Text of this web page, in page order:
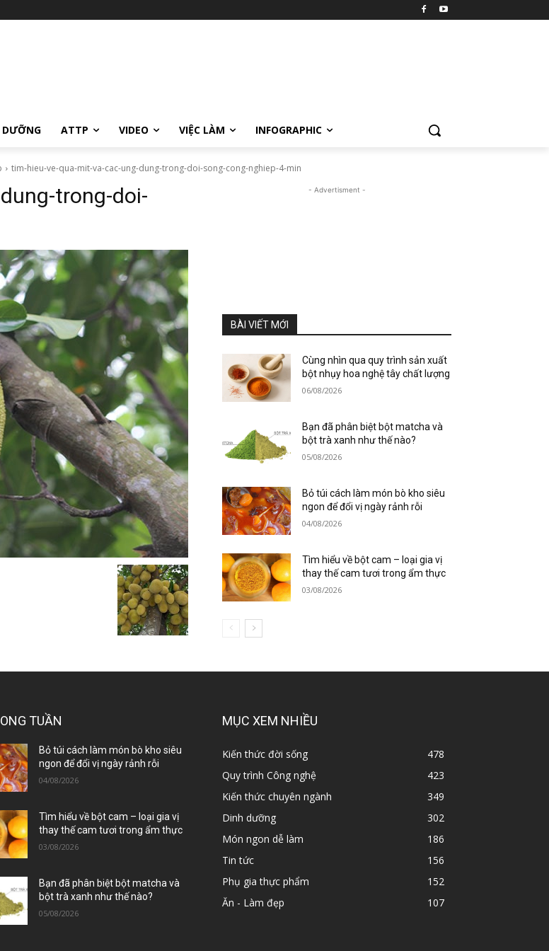
DƯỠNG ATTP VIDEO VIỆC LÀM INFOGRAPHIC
tim-hieu-ve-qua-mit-va-cac-ung-dung-trong-doi-song-cong-nghiep-4-min
trong-doi-
- Advertisment -
BÀI VIẾT MỚI
Cùng nhìn qua quy trình sản xuất
bột nhụy hoa nghệ tây chất lượng
06/08/2026
Bạn đã phân biệt bột matcha và
bột trà xanh như thế nào?
05/08/2026
Bỏ túi cách làm món bò kho siêu
ngon để đổi vị ngày rảnh rỗi
04/08/2026
Tìm hiểu về bột cam – loại gia vị
thay thế cam tươi trong ẩm thực
03/08/2026
TUẦN
Bỏ túi cách làm món bò kho siêu
ngon để đổi vị ngày rảnh rỗi
04/08/2026
Tìm hiểu về bột cam – loại gia vị
thay thế cam tươi trong ẩm thực
03/08/2026
Bạn đã phân biệt bột matcha và
bột trà xanh như thế nào?
05/08/2026
MỤC XEM NHIỀU
Kiến thức đời sống
478
Quy trình Công nghệ
423
Kiến thức chuyên ngành
349
Dinh dưỡng
302
Món ngon dễ làm
186
Tin tức
156
Phụ gia thực phẩm
152
Ăn - Làm đẹp
107